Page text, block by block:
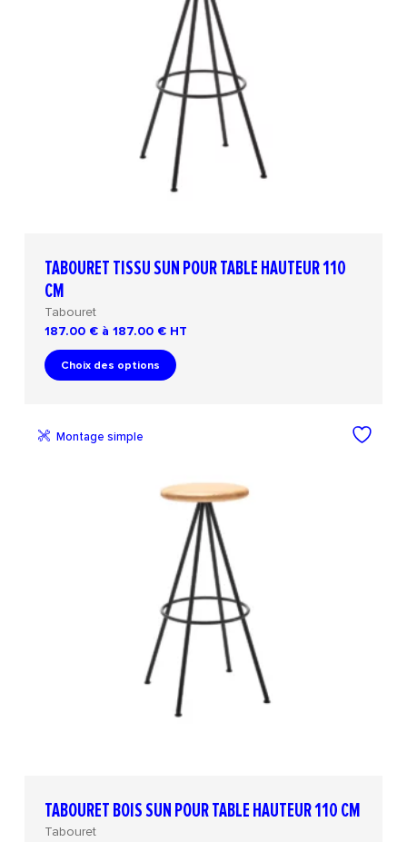
TABOURET TISSU SUN POUR TABLE HAUTEUR 110
CM
Tabouret
187.00 € à 187.00 € HT
Choix des options
TABOURET BOIS SUN POUR TABLE HAUTEUR 110 CM
Tabouret
Montage simple